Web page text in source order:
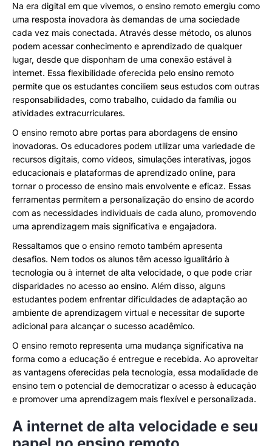
Na era digital em que vivemos, o ensino remoto emergiu como
uma resposta inovadora às demandas de uma sociedade
cada vez mais conectada. Através desse método, os alunos
podem acessar conhecimento e aprendizado de qualquer
lugar, desde que disponham de uma conexão estável à
internet. Essa flexibilidade oferecida pelo ensino remoto
permite que os estudantes conciliem seus estudos com outras
responsabilidades, como trabalho, cuidado da família ou
atividades extracurriculares.
O ensino remoto abre portas para abordagens de ensino
inovadoras. Os educadores podem utilizar uma variedade de
recursos digitais, como vídeos, simulações interativas, jogos
educacionais e plataformas de aprendizado online, para
tornar o processo de ensino mais envolvente e eficaz. Essas
ferramentas permitem a personalização do ensino de acordo
com as necessidades individuais de cada aluno, promovendo
uma aprendizagem mais significativa e engajadora.
Ressaltamos que o ensino remoto também apresenta
desafios. Nem todos os alunos têm acesso igualitário à
tecnologia ou à internet de alta velocidade, o que pode criar
disparidades no acesso ao ensino. Além disso, alguns
estudantes podem enfrentar dificuldades de adaptação ao
ambiente de aprendizagem virtual e necessitar de suporte
adicional para alcançar o sucesso acadêmico.
O ensino remoto representa uma mudança significativa na
forma como a educação é entregue e recebida. Ao aproveitar
as vantagens oferecidas pela tecnologia, essa modalidade de
ensino tem o potencial de democratizar o acesso à educação
e promover uma aprendizagem mais flexível e personalizada.
A internet de alta velocidade e seu